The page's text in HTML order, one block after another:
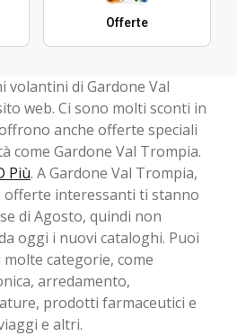
Offerte
volantini di Gardone Val
web. Ci sono molti sconti in
anche offerte speciali
come Gardone Val Trompia.
Più. A Gardone Val Trompia,
interessanti ti stanno
di Agosto, ​​quindi non
oggi i nuovi cataloghi. Puoi
categorie, come
arredamento,
prodotti farmaceutici e
e altri.